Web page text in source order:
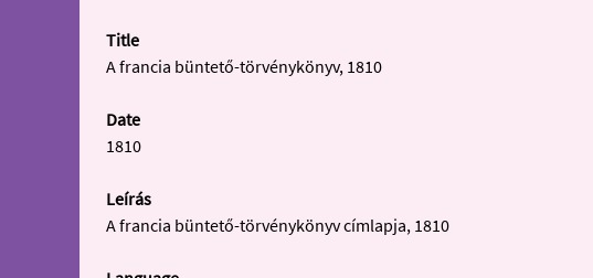
Title
A francia büntető-törvénykönyv, 1810
Date
1810
Leírás
A francia büntető-törvénykönyv címlapja, 1810